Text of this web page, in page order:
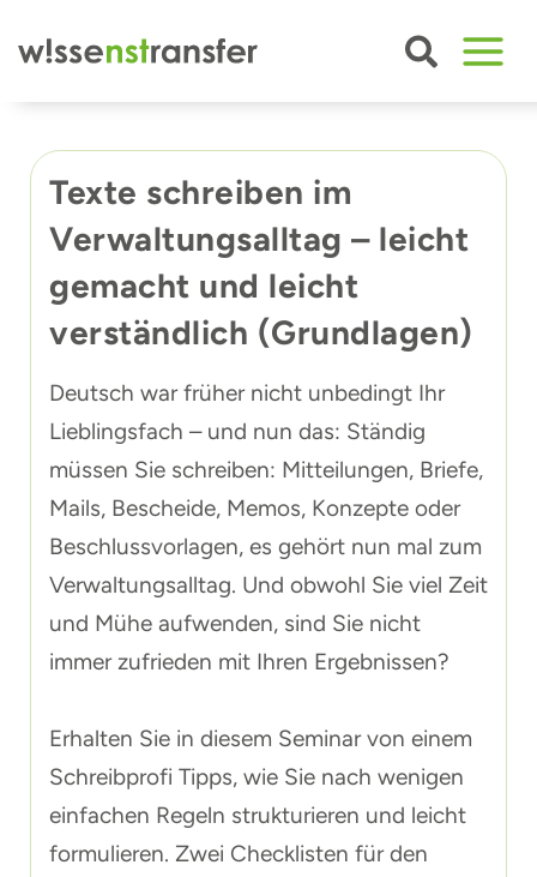
springen
Texte schreiben im
Verwaltungsalltag – leicht
gemacht und leicht
verständlich (Grundlagen)
Deutsch war früher nicht unbedingt Ihr
Lieblingsfach – und nun das: Ständig
müssen Sie schreiben: Mitteilungen, Briefe,
Mails, Bescheide, Memos, Konzepte oder
Beschlussvorlagen, es gehört nun mal zum
Verwaltungsalltag. Und obwohl Sie viel Zeit
und Mühe aufwenden, sind Sie nicht
immer zufrieden mit Ihren Ergebnissen?
Erhalten Sie in diesem Seminar von einem
Schreibprofi Tipps, wie Sie nach wenigen
einfachen Regeln strukturieren und leicht
formulieren. Zwei Checklisten für den